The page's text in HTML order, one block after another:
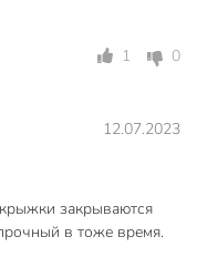
1 0
12.07.2023
закрываются
в тоже время.